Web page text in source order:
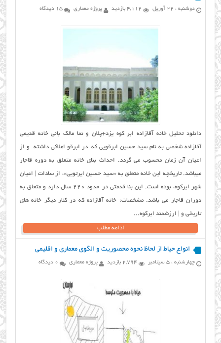
دوشنبه ، 22 آوریل 4,112 بازدید پروژه معماری 15 دیدگاه
دانلود تحلیل خانه آقازاده ابر کوه یزد+پلان و نما مالک بانی خانه قدیمی
آقازاده شخصی به نام سید حسین ابرقویی که در ابرقو املاکی داشته و از
اعیان آن زمان محسوب می گردد. احداث بنای خانه متعلق به دوره قاجار
میباشد. تاریخچه این خانه متعلق به «سید حسین ایرتویی»، از سادات | اعیان
شهر ابرکوه، بوده است. این بنا قدمتی در حدود ۲۲۰ سال دارد و متعلق به
دوران قاجار می باشد. مشخصات: خانه آقازاده که در کنار دیگر خانه های
تاریخی و | ارزشمند ابرکوه...
ادامه مطلب
انواع حیاط از لحاظ نحوه محصوریت و الگوی معماری و اقلیمی
چهارشنبه ، 5 سپتامبر 2,794 بازدید پروژه معماری 0 دیدگاه